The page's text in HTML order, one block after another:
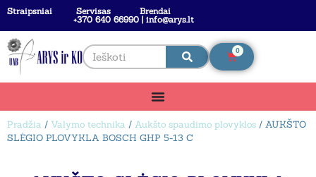
Straipsniai Servisas
Brendai
+370 640 66990 | info@arys.lt
0
Pradžia / Valymo technika / Aukšto spaudimo plovyklos / AUKŠTO
SLĖGIO PLOVYKLA BOSCH GHP 5-13 C